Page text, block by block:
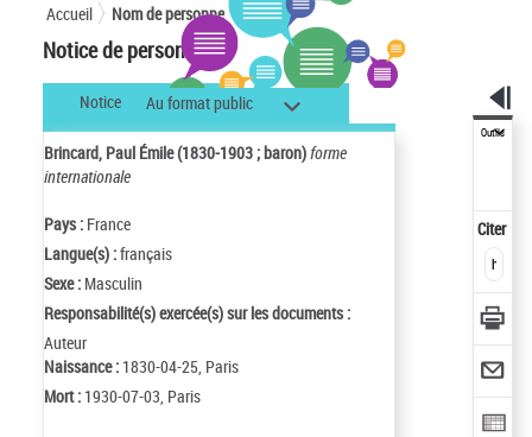
Accueil Nom de personne
Notice de personne
Notice Au format public
Brincard, Paul Émile (1830-1903 ; baron)forme
internationale
Pays : France
Langue(s) :français
Sexe : Masculin
Responsabilité(s) exercée(s) sur les documents :
Auteur
Naissance : 1830-04-25, Paris
Mort : 1930-07-03, Paris
Outils
Citer